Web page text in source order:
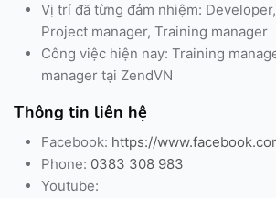
Vị trí đã từng đảm nhiệm:
Project manager, Training manager
Công việc hiện nay: Training
manager tại ZendVN
Thông tin liên hệ
Facebook: https://
Phone: 0383 308 983
Youtube: